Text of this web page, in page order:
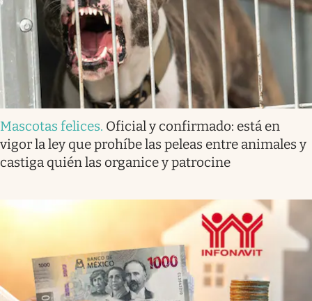
Mascotas felices. Oficial y confirmado: está en
vigor la ley que prohíbe las peleas entre animales y
castiga quién las organice y patrocine